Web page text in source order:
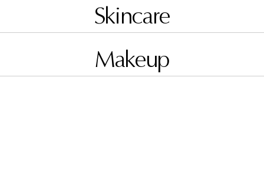
Skincare
Makeup